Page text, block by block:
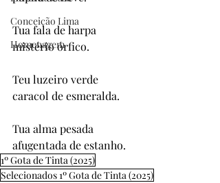
Conceição Lima
Homenagem
Tua fala de harpa
mistério órfico.
Teu luzeiro verde
caracol de esmeralda.
Tua alma pesada
afugentada de estanho.
1º Gota de Tinta (2025)
Selecionados 1º Gota de Tinta (2025)